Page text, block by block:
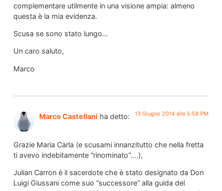
complementare utilmente in una visione ampia: almeno
questa è la mia evidenza.
Scusa se sono stato lungo…
Un caro saluto,
Marco
Marco Castellani ha detto: 13 Giugno 2014 alle 5:58 PM
Grazie Maria Carla (e scusami innanzitutto che nella fretta
ti avevo indebitamente “rinominato”….),
Julian Carron è il sacerdote che è stato designato da Don
Luigi Giussani come suo “successore” alla guida del